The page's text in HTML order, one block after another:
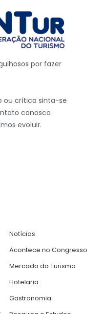
por fazer
ou crítica sinta-se
conosco
evoluir.
Notícias
Acontece no Congresso
Mercado do Turismo
Hotelaria
Gastronomia